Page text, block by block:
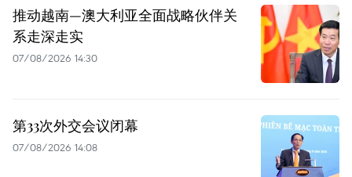
推动越南—澳大利亚全面战略伙伴关
系走深走实
07/08/2026 14:30
第33次外交会议闭幕
07/08/2026 14:08